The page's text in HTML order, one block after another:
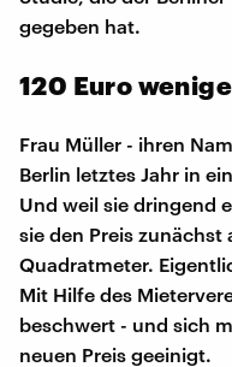
gegeben hat.
120 Euro
Frau Müller - ihren
Berlin letztes Jahr in
Und weil sie dringend
sie den Preis
Quadratmeter.
Mit Hilfe des
beschwert - und sich
neuen Preis geeinigt.